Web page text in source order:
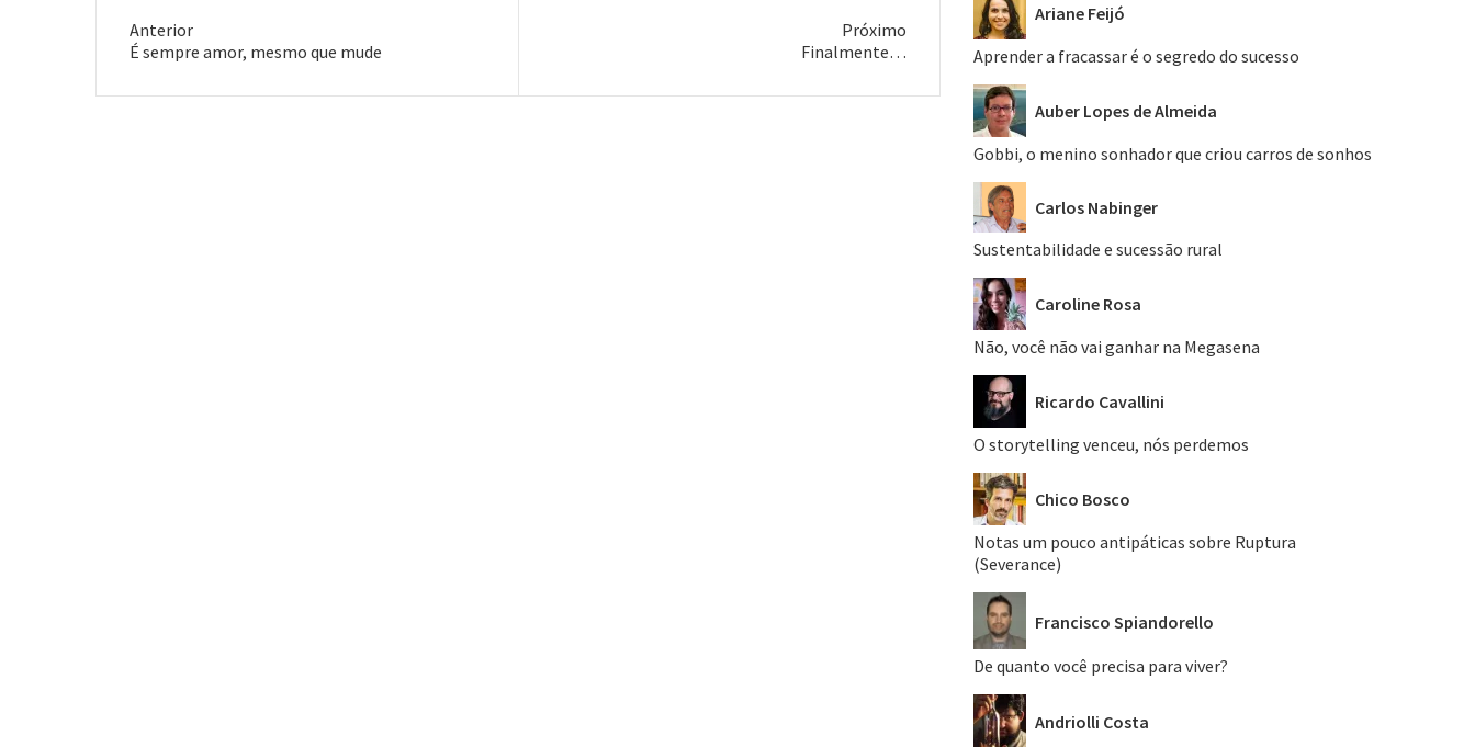
Anterior
Post
É sempre amor, mesmo que mude
Próximo
Finalmente…
Ariane Feijó
Aprender a fracassar é o segredo do sucesso
Auber Lopes de Almeida
Gobbi, o menino sonhador que criou carros de sonhos
Carlos Nabinger
Sustentabilidade e sucessão rural
Caroline Rosa
Não, você não vai ganhar na Megasena
Ricardo Cavallini
O storytelling venceu, nós perdemos
Chico Bosco
Notas um pouco antipáticas sobre Ruptura
(Severance)
Francisco Spiandorello
De quanto você precisa para viver?
Andriolli Costa